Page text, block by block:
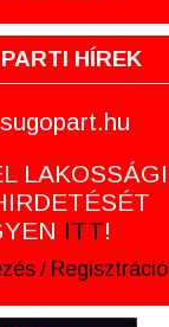
HÍREK
LAKOSSÁGI
ITT!
/ Regisztráció